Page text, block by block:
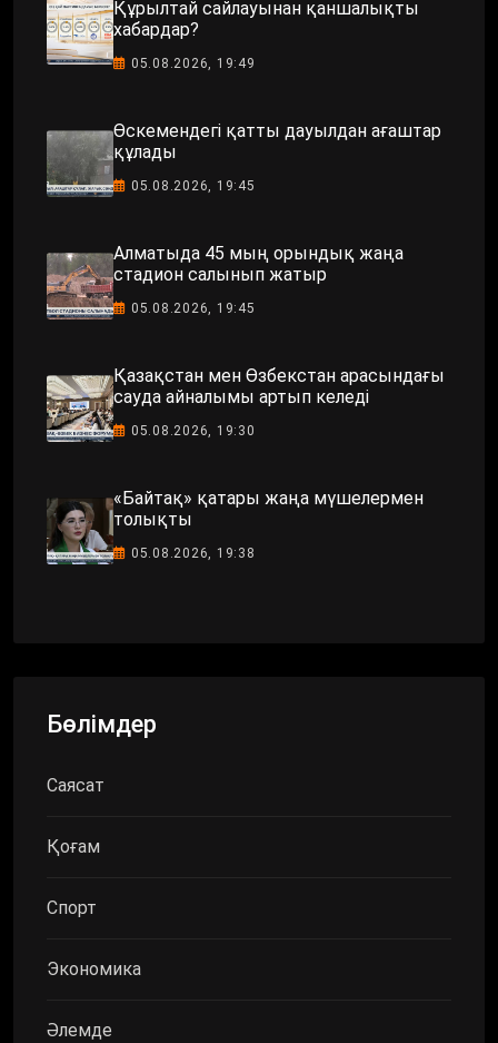
Құрылтай сайлауынан қаншалықты
хабардар?
05.08.2026, 19:49
Өскемендегі қатты дауылдан ағаштар
құлады
05.08.2026, 19:45
Алматыда 45 мың орындық жаңа
стадион салынып жатыр
05.08.2026, 19:45
Қазақстан мен Өзбекстан арасындағы
сауда айналымы артып келеді
05.08.2026, 19:30
«Байтақ» қатары жаңа мүшелермен
толықты
05.08.2026, 19:38
Бөлімдер
Саясат
Қоғам
Спорт
Экономика
Әлемде